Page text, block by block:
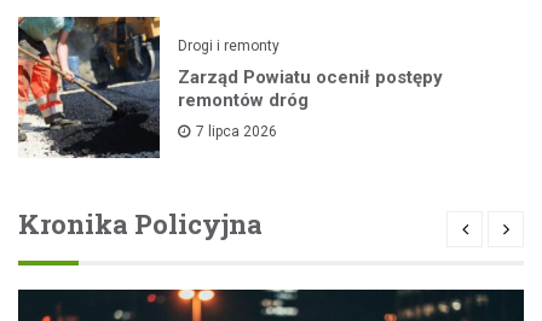
Drogi i remonty
Zarząd Powiatu ocenił postępy
remontów dróg
7 lipca 2026
Kronika Policyjna